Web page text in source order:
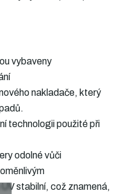
vybaveny
nakladače, který
technologii použité při
odolné vůči
stabilní, což znamená,